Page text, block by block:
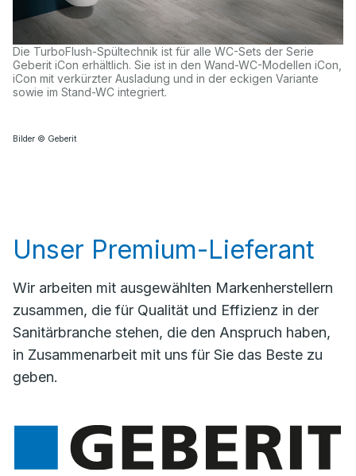
Die TurboFlush-Spültechnik ist für alle WC-Sets der Serie
Geberit iCon erhältlich. Sie ist in den Wand-WC-Modellen iCon,
iCon mit verkürzter Ausladung und in der eckigen Variante
sowie im Stand-WC integriert.
Bilder © Geberit
Unser Premium-Lieferant
Wir arbeiten mit ausgewählten Markenherstellern
zusammen, die für Qualität und Effizienz in der
Sanitärbranche stehen, die den Anspruch haben,
in Zusammenarbeit mit uns für Sie das Beste zu
geben.